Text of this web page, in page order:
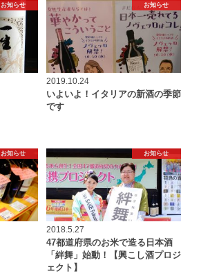
お知らせ お知らせ
2019.10.24
いよいよ！イタリアの新酒の季節
です
お知らせ お知らせ
2018.5.27
47都道府県のお米で造る日本酒
「絆舞」始動！【興こし酒プロジ
ェクト】